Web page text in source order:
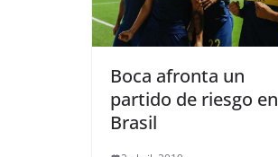
Boca afronta un
partido de riesgo en
Brasil